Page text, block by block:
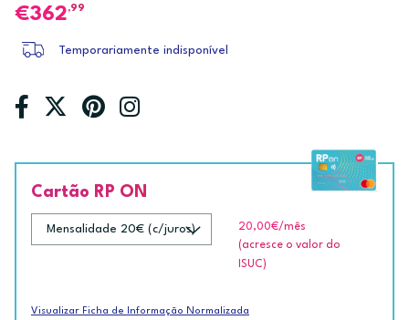
362,99
Temporariamente indisponível
Cartão RP ON
20,00€/mês
(acresce o valor do
ISUC)
Visualizar Ficha de Informação Normalizada